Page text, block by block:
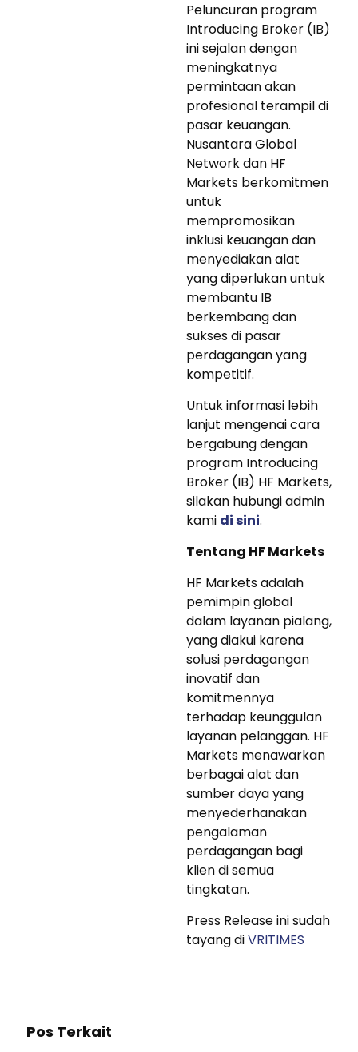
Peluncuran program
Introducing Broker (IB)
ini sejalan dengan
meningkatnya
permintaan akan
profesional terampil di
pasar keuangan.
Nusantara Global
Network dan HF
Markets berkomitmen
untuk
mempromosikan
inklusi keuangan dan
menyediakan alat
yang diperlukan untuk
membantu IB
berkembang dan
sukses di pasar
perdagangan yang
kompetitif.
Untuk informasi lebih
lanjut mengenai cara
bergabung dengan
program Introducing
Broker (IB) HF Markets,
silakan hubungi admin
kami di sini.
Tentang HF Markets
HF Markets adalah
pemimpin global
dalam layanan pialang,
yang diakui karena
solusi perdagangan
inovatif dan
komitmennya
terhadap keunggulan
layanan pelanggan. HF
Markets menawarkan
berbagai alat dan
sumber daya yang
menyederhanakan
pengalaman
perdagangan bagi
klien di semua
tingkatan.
Press Release ini sudah
tayang diVRITIMES
Pos Terkait